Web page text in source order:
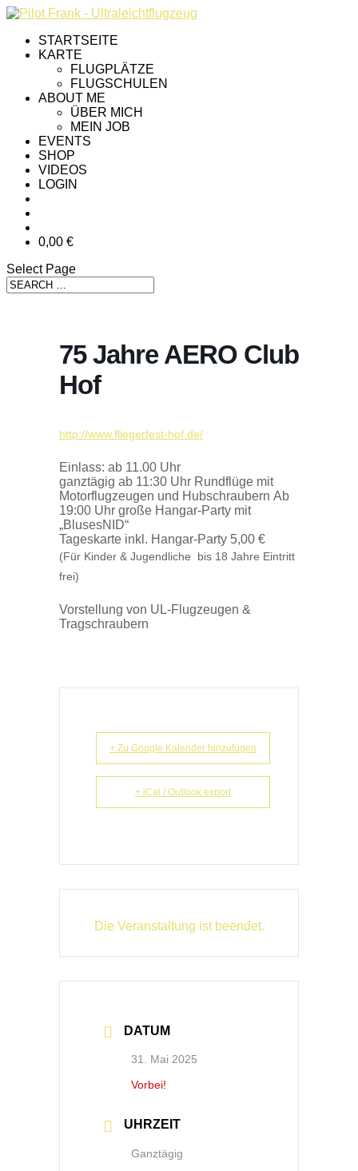
STARTSEITE
KARTE
FLUGPLÄTZE
FLUGSCHULEN
ABOUT ME
ÜBER MICH
MEIN JOB
EVENTS
SHOP
VIDEOS
LOGIN
0,00 €
Select Page
75 Jahre AERO Club
Hof
http://www.fliegerfest-hof.de/
Einlass: ab 11.00 Uhr
ganztägig ab 11:30 Uhr Rundflüge mit
Motorflugzeugen und Hubschraubern Ab
19:00 Uhr große Hangar-Party mit
„BlusesNID“
Tageskarte inkl. Hangar-Party 5,00 €
(Für Kinder & Jugendliche bis 18 Jahre Eintritt
frei)
Vorstellung von UL-Flugzeugen &
Tragschraubern
+ Zu Google Kalender hinzufügen
+ iCal / Outlook export
Die Veranstaltung ist beendet.
DATUM
31. Mai 2025
Vorbei!
UHRZEIT
Ganztägig